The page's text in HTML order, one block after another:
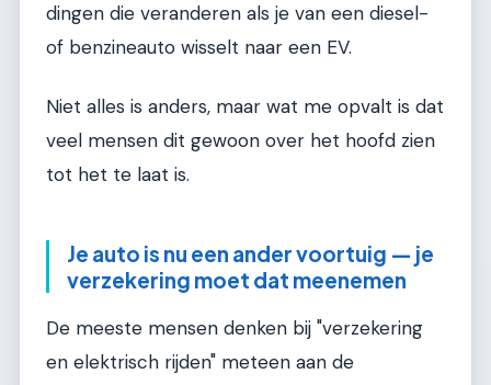
dingen die veranderen als je van een diesel-
of benzineauto wisselt naar een EV.
Niet alles is anders, maar wat me opvalt is dat
veel mensen dit gewoon over het hoofd zien
tot het te laat is.
Je auto is nu een ander voortuig — je
verzekering moet dat meenemen
De meeste mensen denken bij "verzekering
en elektrisch rijden" meteen aan de